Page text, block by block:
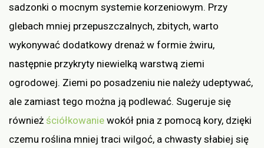
sadzonki o mocnym systemie korzeniowym. Przy
glebach mniej przepuszczalnych, zbitych, warto
wykonywać dodatkowy drenaż w formie żwiru,
następnie przykryty niewielką warstwą ziemi
ogrodowej. Ziemi po posadzeniu nie należy udeptywać,
ale zamiast tego można ją podlewać. Sugeruje się
również ściółkowanie wokół pnia z pomocą kory, dzięki
czemu roślina mniej traci wilgoć, a chwasty słabiej się